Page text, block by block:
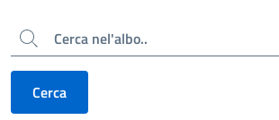
Cerca
Cerca